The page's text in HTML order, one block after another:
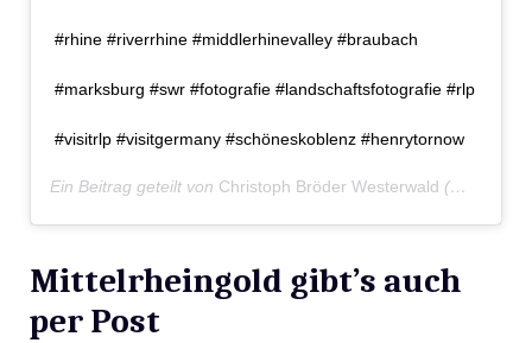
#rhine #riverrhine #middlerhinevalley #braubach
#marksburg #swr #fotografie #landschaftsfotografie #rlp
#visitrlp #visitgermany #schöneskoblenz #henrytornow
Ein Beitrag geteilt von Christoph Bröder Westerwald (@christoph.broeder) am
Mittelrheingold gibt’s auch
per Post